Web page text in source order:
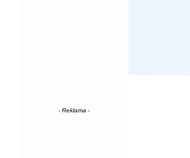
- Reklama -